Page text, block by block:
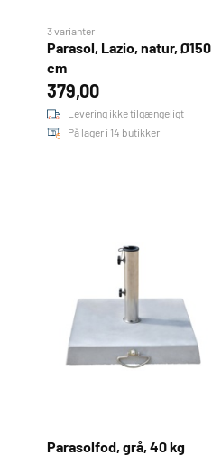
Parasol, Lazio, natur, Ø150
cm
3 varianter
379,00
Levering ikke tilgængeligt
På lager i 14 butikker
Parasolfod, grå, 40 kg